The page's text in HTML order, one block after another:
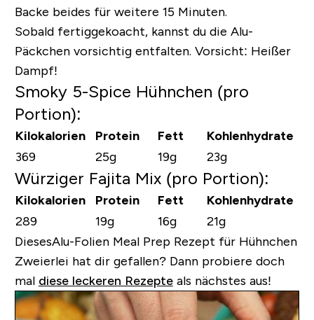
Backe beides für weitere 15 Minuten.
Sobald fertiggekoacht, kannst du die Alu-
Päckchen vorsichtig entfalten. Vorsicht: Heißer
Dampf!
Smoky 5-Spice Hühnchen (pro
Portion):
Kilokalorien Protein Fett
Kohlenhydrate
369
25g 19g 23g
Würziger Fajita Mix (pro Portion):
Kilokalorien Protein Fett
Kohlenhydrate
289
19g 16g
21g
DiesesAlu-Folien Meal Prep Rezept für Hühnchen
Zweierlei hat dir gefallen?Dann probiere doch
mal diese leckeren Rezepteals nächstes aus!